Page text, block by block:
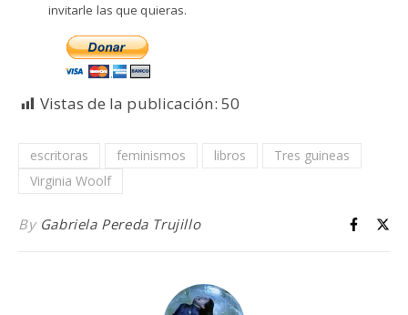
invitarle las que quieras.
Vistas de la publicación: 50
escritoras feminismos libros
Tres guineas
Virginia Woolf
By Gabriela Pereda Trujillo